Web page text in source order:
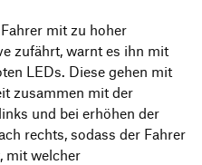
mit zu hoher
zufährt, warnt es ihn mit
LEDs. Diese gehen mit
zusammen mit der
und bei erhöhen der
rechts, sodass der Fahrer
mit welcher